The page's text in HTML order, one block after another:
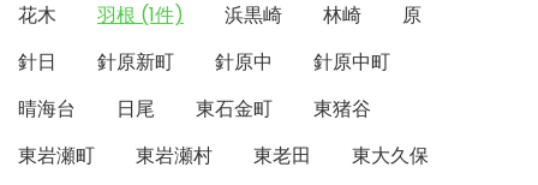
花木
羽根 (1件) 浜黒崎 林崎
原
針日
針原新町 針原中
針原中町
晴海台
日尾 東石金町
東猪谷
東岩瀬町
東岩瀬村 東老田 東大久保